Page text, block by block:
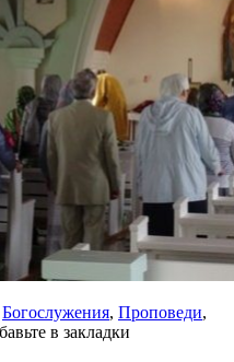
Богослужения, Проповеди,
в закладки